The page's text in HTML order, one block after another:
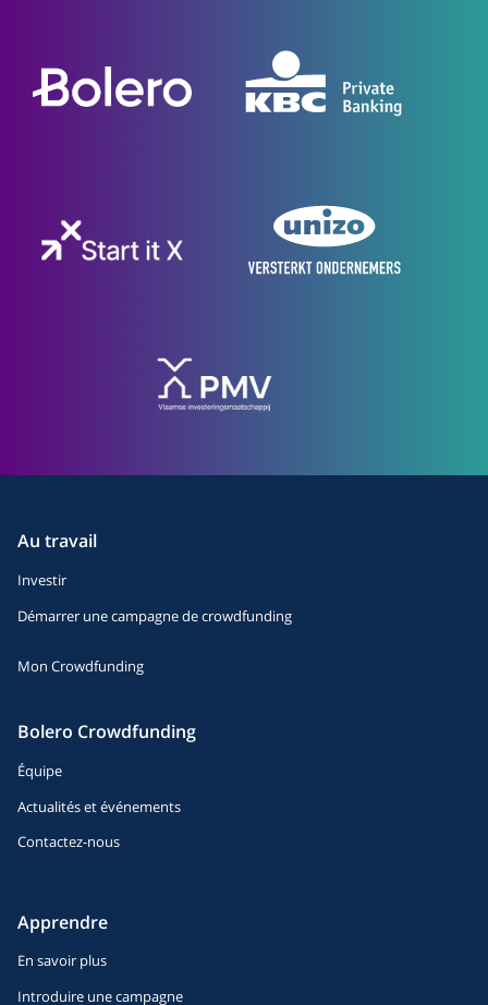
Au travail
Investir
Démarrer une campagne de crowdfunding
Mon Crowdfunding
Bolero Crowdfunding
Équipe
Actualités et événements
Contactez-nous
Apprendre
En savoir plus
Introduire une campagne